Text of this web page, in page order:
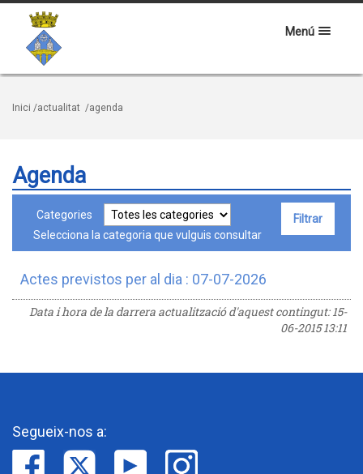
Menú
Inici /actualitat /agenda
Agenda
Categories
Selecciona la categoria que vulguis consultar
Actes previstos per al dia : 07-07-2026
Data i hora de la darrera actualització d'aquest contingut:15-
06-2015 13:11
Segueix-nos a: